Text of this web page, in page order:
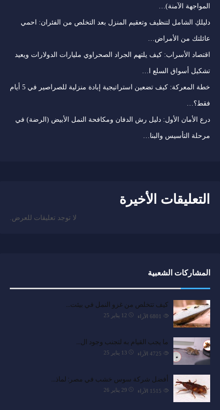
المواجهة الآمنة)…
دليلكِ الشامل لتنظيف وتعقيم المنزل بعد التخلص من الفئران: احمي
عائلتك من الأمراض…
اقتصاد الأسراب: كيف يلتهم الجراد الصحراوي مليارات الدولارات ويعيد
تشكيل أسواق السلع ا…
خطة المعركة: كيف تضعين استراتيجية إبادة منزلية للصراصير في 5 أيام
فقط؟…
درع الأمان الأول: دليل رش الدفان ومكافحة النمل الأبيض (الرضة) في
مرحلة التأسيس والبنا…
التعليقات الأخيرة
لا توجد تعليقات للعرض.
المشاركات الشعبية
كيف تتخلص من غزو النمل في بيئت…
12 يناير 25 الآراء
ما يجب القيام به لتجنب وجود ال…
13 يناير 25 الآراء
أفضل شركة سوس خشب في مصر: لماذ…
29 يناير 26 الآراء